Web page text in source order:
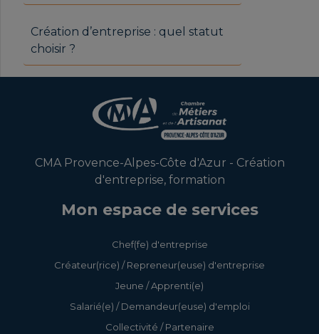
Création d’entreprise : quel statut
choisir ?
CMA Provence-Alpes-Côte d'Azur - Création
d'entreprise, formation
Mon espace de services
Chef(fe) d'entreprise
Créateur(rice) / Repreneur(euse) d'entreprise
Jeune / Apprenti(e)
Salarié(e) / Demandeur(euse) d'emploi
Collectivité / Partenaire